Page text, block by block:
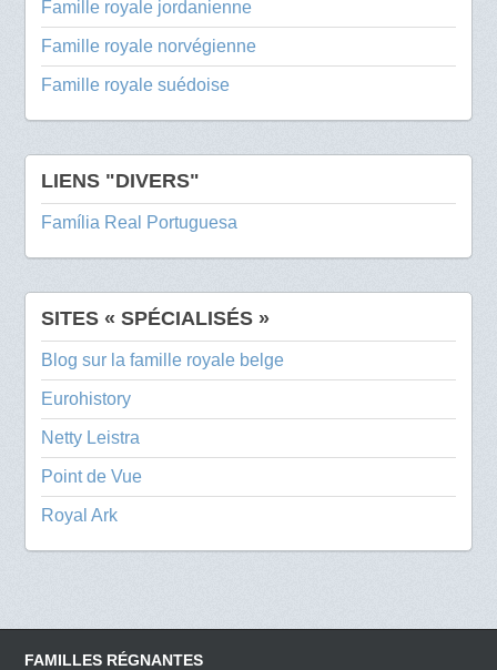
Famille royale jordanienne
Famille royale norvégienne
Famille royale suédoise
LIENS "DIVERS"
Família Real Portuguesa
SITES « SPÉCIALISÉS »
Blog sur la famille royale belge
Eurohistory
Netty Leistra
Point de Vue
Royal Ark
FAMILLES RÉGNANTES